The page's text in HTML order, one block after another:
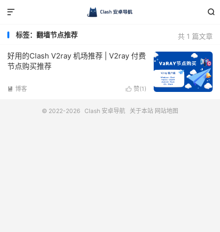


共 1 篇文章
标签：翻墙节点推荐
好用的Clash V2ray 机场推荐 | V2ray 付费
节点购买推荐
 赞(1 )
 博客
© 2022-2026 Clash 安卓导航 关于本站 网站地图